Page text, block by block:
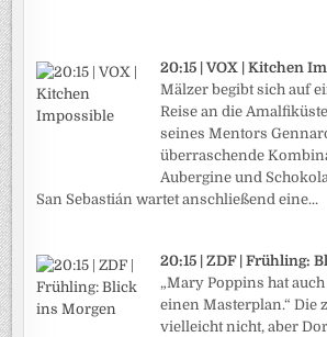
20:15 | VOX | Kitchen
Mälzer begibt sich auf
Reise an die
seines Mentors
überraschende
Aubergine und
San Sebastián wartet anschließend eine...
20:15 | ZDF | Frühling:
„Mary Poppins hat
einen Masterplan.“ Die
vielleicht nicht, aber